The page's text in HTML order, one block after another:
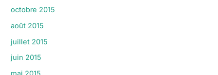
octobre 2015
août 2015
juillet 2015
juin 2015